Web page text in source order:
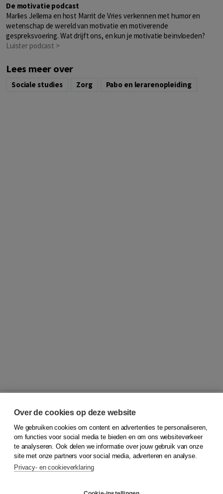
De motivatie podcast
Marlies Jellema en host Marrit de Vries verkennen met humor en
wetenschap de wereld van motivatie en motiverende
gespreksvoering. Wat drijft ons, en kun je motivatie beïnvloeden?
Luister podcast >
Lees meer over
Sociale studies Zorg Pabo en lerarenopleiding
© 2026Koninklijke Boom uitgevers
Klantenservice
Service & informatie
Contact
Over de cookies op deze website
We gebruiken cookies om content en advertenties te personaliseren,
om functies voor social media te bieden en om ons websiteverkeer
te analyseren. Ook delen we informatie over jouw gebruik van onze
site met onze partners voor social media, adverteren en analyse.
Privacy- en cookieverklaring